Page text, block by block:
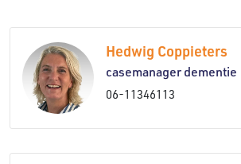
Hedwig Coppieters
casemanager dementie
06-11346113